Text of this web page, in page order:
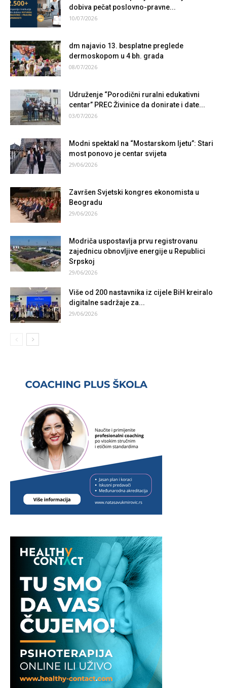
dobiva pečat poslovno-pravne...
10/07/2026
dm najavio 13. besplatne preglede
dermoskopom u 4 bh. grada
08/07/2026
Udruženje “Porodični ruralni edukativni
centar” PREC Živinice da donirate i date...
03/07/2026
Modni spektakl na “Mostarskom ljetu”: Stari
most ponovo je centar svijeta
29/06/2026
Završen Svjetski kongres ekonomista u
Beogradu
29/06/2026
Modriča uspostavlja prvu registrovanu
zajednicu obnovljive energije u Republici
Srpskoj
29/06/2026
Više od 200 nastavnika iz cijele BiH kreiralo
digitalne sadržaje za...
29/06/2026